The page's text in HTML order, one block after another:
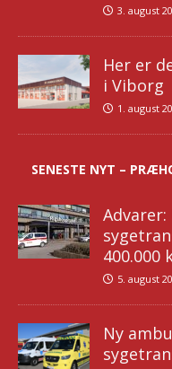
3. august
Her er
i Viborg
1. august
SENESTE NYT –
400.000
5. august
Ny